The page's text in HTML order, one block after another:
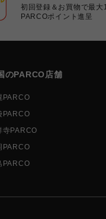
初回登録＆お買物で最
PARCOポイント進呈
のPARCO店舗
PARCO
PARCO
寺PARCO
PARCO
PARCO